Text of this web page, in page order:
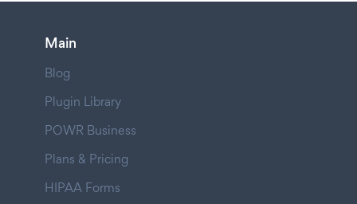
Main
Blog
Plugin Library
POWR Business
Plans & Pricing
HIPAA Forms